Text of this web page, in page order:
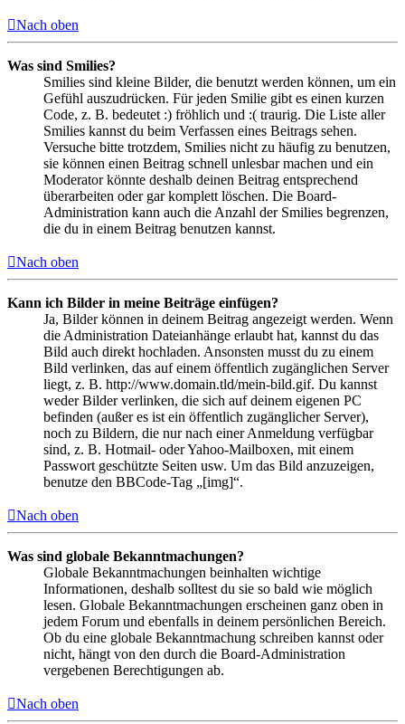
Nach oben
Was sind Smilies?
Smilies sind kleine Bilder, die benutzt werden können, um ein
Gefühl auszudrücken. Für jeden Smilie gibt es einen kurzen
Code, z. B. bedeutet :) fröhlich und :( traurig. Die Liste aller
Smilies kannst du beim Verfassen eines Beitrags sehen.
Versuche bitte trotzdem, Smilies nicht zu häufig zu benutzen,
sie können einen Beitrag schnell unlesbar machen und ein
Moderator könnte deshalb deinen Beitrag entsprechend
überarbeiten oder gar komplett löschen. Die Board-
Administration kann auch die Anzahl der Smilies begrenzen,
die du in einem Beitrag benutzen kannst.
Nach oben
Kann ich Bilder in meine Beiträge einfügen?
Ja, Bilder können in deinem Beitrag angezeigt werden. Wenn
die Administration Dateianhänge erlaubt hat, kannst du das
Bild auch direkt hochladen. Ansonsten musst du zu einem
Bild verlinken, das auf einem öffentlich zugänglichen Server
liegt, z. B. http://www.domain.tld/mein-bild.gif. Du kannst
weder Bilder verlinken, die sich auf deinem eigenen PC
befinden (außer es ist ein öffentlich zugänglicher Server),
noch zu Bildern, die nur nach einer Anmeldung verfügbar
sind, z. B. Hotmail- oder Yahoo-Mailboxen, mit einem
Passwort geschützte Seiten usw. Um das Bild anzuzeigen,
benutze den BBCode-Tag „[img]“.
Nach oben
Was sind globale Bekanntmachungen?
Globale Bekanntmachungen beinhalten wichtige
Informationen, deshalb solltest du sie so bald wie möglich
lesen. Globale Bekanntmachungen erscheinen ganz oben in
jedem Forum und ebenfalls in deinem persönlichen Bereich.
Ob du eine globale Bekanntmachung schreiben kannst oder
nicht, hängt von den durch die Board-Administration
vergebenen Berechtigungen ab.
Nach oben